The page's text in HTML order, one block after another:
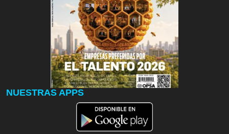
NUESTRAS APPS